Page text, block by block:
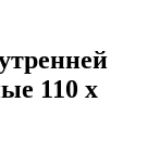
110 х